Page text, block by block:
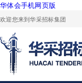
华体会手机网页版
欢迎您来到华采招标集团